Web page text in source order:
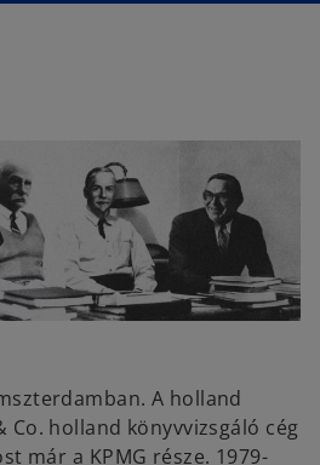
A holland
Co. holland könyvvizsgáló cég
már a KPMG része. 1979-